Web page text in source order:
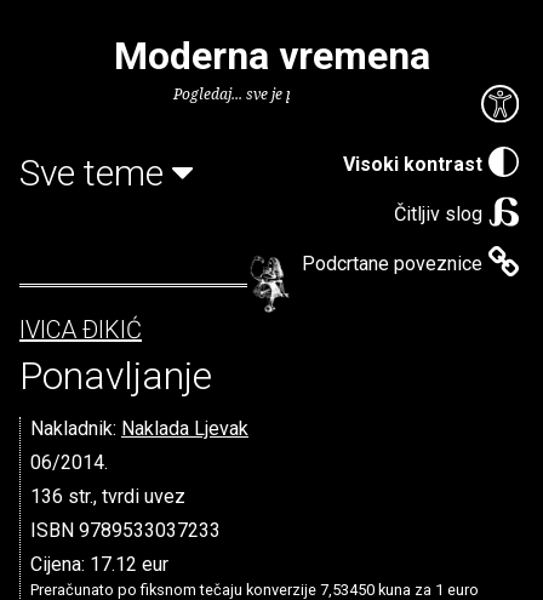
Visoki kontrast
Čitljiv slog
Podcrtane poveznice
Moderna vremena
Pogledaj... sve je puno knjiga.
Sve teme
IVICA ÐIKIĆ
Ponavljanje
Nakladnik: Naklada Ljevak
06/2014.
136 str., tvrdi uvez
ISBN 9789533037233
Cijena: 17.12 eur
Preračunato po fiksnom tečaju konverzije 7,53450 kuna za 1 euro